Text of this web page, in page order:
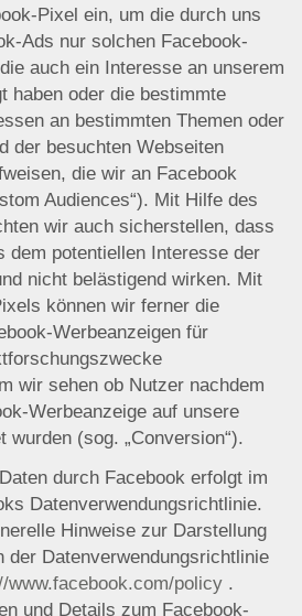
Pixel ein, um die durch uns
Ads nur solchen Facebook-
auch ein Interesse an unserem
haben oder die bestimmte
an bestimmten Themen oder
der besuchten Webseiten
die wir an Facebook
Audiences“). Mit Hilfe des
wir auch sicherstellen, dass
dem potentiellen Interesse der
nicht belästigend wirken. Mit
können wir ferner die
Werbeanzeigen für
wir sehen ob Nutzer nachdem
Werbeanzeige auf unsere
wurden (sog. „Conversion“).
durch Facebook erfolgt im
Datenverwendungsrichtlinie.
Hinweise zur Darstellung
der Datenverwendungsrichtlinie
www.facebook.com/policy .
und Details zum Facebook-